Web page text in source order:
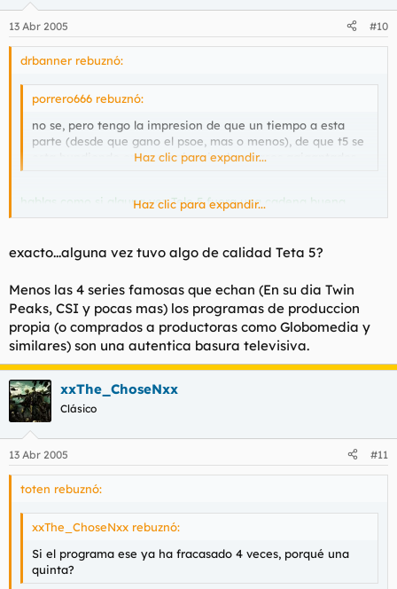
13 Abr 2005 #10
drbanner rebuznó:
porrero666 rebuznó:
no se, pero tengo la impresion de que un tiempo a esta
parte (desde que gano el psoe, mas o menos), de que t5 se
esta hundiendo en su propia mierda a pasos agigantados....
Haz clic para expandir...
hablas como si alguna vez Tele 5 fuera una cadena buena.
Siempre fue así y lo seguirá siendo. Tele de consumo borreguil
Haz clic para expandir...
exacto...alguna vez tuvo algo de calidad Teta 5?
Menos las 4 series famosas que echan (En su dia Twin
Peaks, CSI y pocas mas) los programas de produccion
propia (o comprados a productoras como Globomedia y
similares) son una autentica basura televisiva.
xxThe_ChoseNxx
Clásico
13 Abr 2005 #11
toten rebuznó:
xxThe_ChoseNxx rebuznó:
Si el programa ese ya ha fracasado 4 veces, porqué una
quinta?